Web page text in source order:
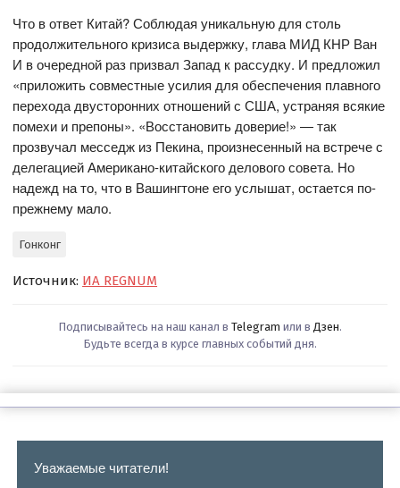
Что в ответ Китай? Соблюдая уникальную для столь
продолжительного кризиса выдержку, глава МИД КНР Ван
И в очередной раз призвал Запад к рассудку. И предложил
«приложить совместные усилия для обеспечения плавного
перехода двусторонних отношений с США, устраняя всякие
помехи и препоны». «Восстановить доверие!» — так
прозвучал месседж из Пекина, произнесенный на встрече с
делегацией Американо-китайского делового совета. Но
надежд на то, что в Вашингтоне его услышат, остается по-
прежнему мало.
Гонконг
Источник: ИА REGNUM
Подписывайтесь на наш канал в Telegram или в Дзен.
Будьте всегда в курсе главных событий дня.
Уважаемые читатели!